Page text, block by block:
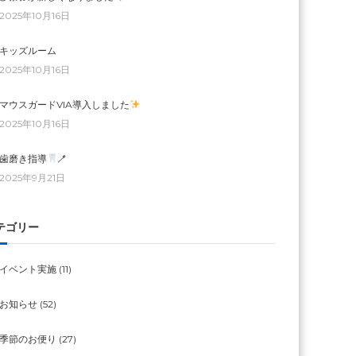
年10月16日
ッズルーム
年10月16日
ウスガードVIA導入しました
年10月16日
磨き指導
🪥
年9月21日
ゴリー
ベント実施(11)
知らせ(52)
節のお便り (27)